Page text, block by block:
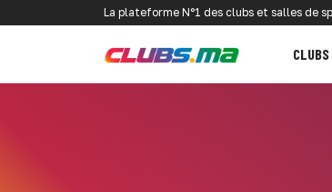
La plateforme N°1 des clubs et salles de